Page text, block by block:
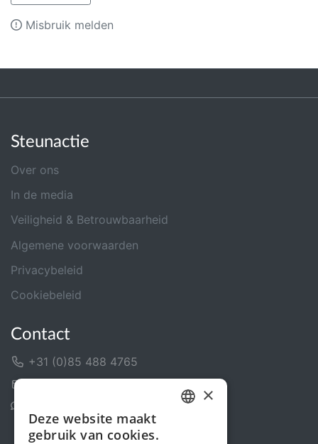
Misbruik melden
Steunactie
Over ons
In de media
Veiligheid & Betrouwbaarheid
Algemene voorwaarden
Privacybeleid
Cookiebeleid
Contact
+31 (0)85 488 4765
×
Deze website maakt
gebruik van cookies.